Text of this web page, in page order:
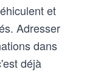
et
Adresser
dans
déjà